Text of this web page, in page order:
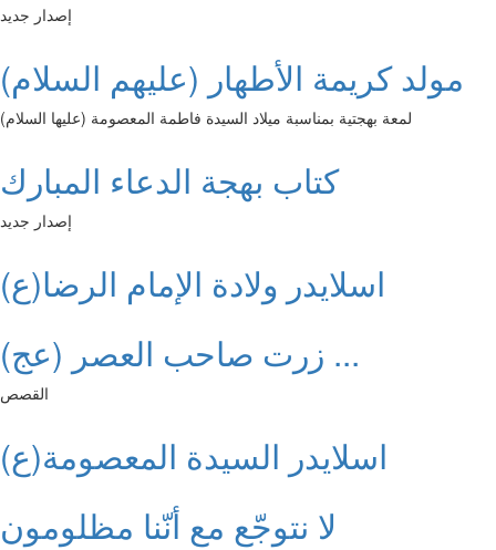
إصدار جديد
مولد كريمة الأطهار (عليهم السلام)
لمعة بهجتية بمناسبة ميلاد السيدة فاطمة المعصومة (عليها السلام)
كتاب بهجة الدعاء المبارك
إصدار جديد
اسلايدر ولادة الإمام الرضا(ع)
زرت صاحب العصر (عج) ...
القصص
اسلايدر السيدة المعصومة(ع)
لا نتوجّع مع أنّنا مظلومون